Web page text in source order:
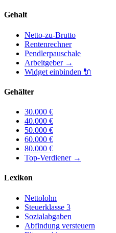
Gehalt
Netto-zu-Brutto
Rentenrechner
Pendlerpauschale
Arbeitgeber→
Widget einbinden 🔌
Gehälter
30.000 €
40.000 €
50.000 €
60.000 €
80.000 €
Top-Verdiener→
Lexikon
Nettolohn
Steuerklasse 3
Sozialabgaben
Abfindung versteuern